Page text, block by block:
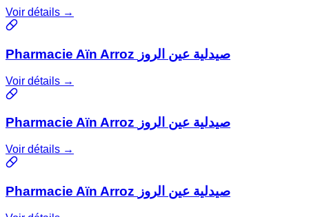
Voir détails →
Pharmacie Aïn Arroz صيدلية عين الروز
Voir détails →
Pharmacie Aïn Arroz صيدلية عين الروز
Voir détails →
Pharmacie Aïn Arroz صيدلية عين الروز